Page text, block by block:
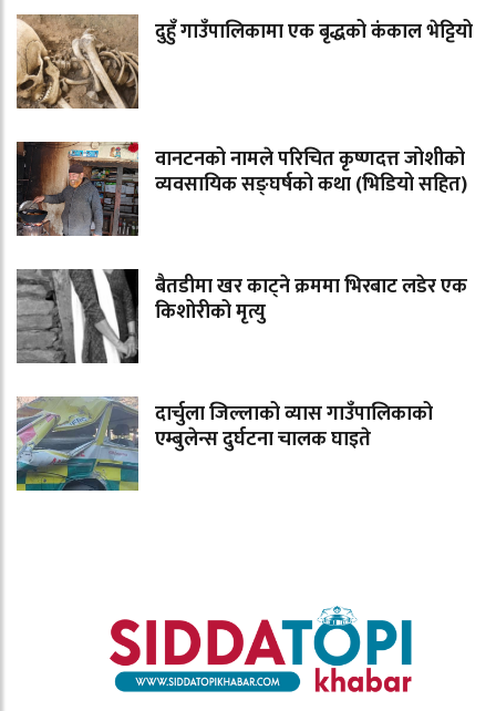
दुहुँ गाउँपालिकामा एक बृद्धको कंकाल भेट्टियो
वानटनको नामले परिचित कृष्णदत्त जोशीको
व्यवसायिक सङ्घर्षको कथा (भिडियो सहित)
बैतडीमा खर काट्ने क्रममा भिरबाट लडेर एक
किशोरीको मृत्यु
दार्चुला जिल्लाको व्यास गाउँपालिकाको
एम्बुलेन्स दुर्घटना चालक घाइते